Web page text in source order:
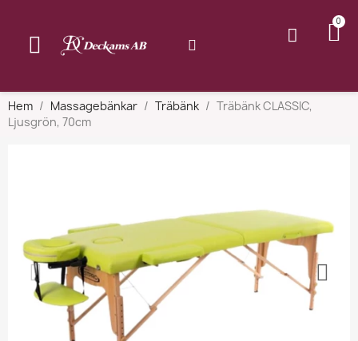
Hem Massagebänkar Träbänk
Träbänk CLASSIC,
Ljusgrön, 70cm